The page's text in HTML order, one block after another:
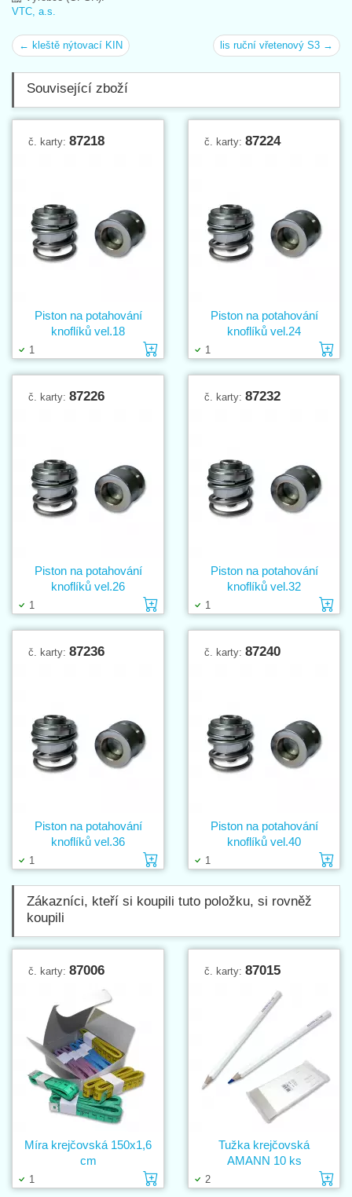
VTC, a.s.
← kleště nýtovací KIN lis ruční vřetenový S3 →
Související zboží
č. karty: 87218
1 Vložit do košíku
Piston na potahování
knoflíků vel.18
č. karty: 87224
1
Piston na potahování
knoflíků vel.24
č. karty: 87226
1 Vložit do košíku
Piston na potahování
knoflíků vel.26
č. karty: 87232
1
Piston na potahování
knoflíků vel.32
č. karty: 87236
1 Vložit do košíku
Piston na potahování
knoflíků vel.36
č. karty: 87240
1
Piston na potahování
knoflíků vel.40
Zákazníci, kteří si koupili tuto položku, si rovněž
koupili
č. karty: 87006
1 Vložit do košíku
Míra krejčovská 150x1,6
cm
č. karty: 87015
2
Tužka krejčovská
AMANN 10 ks